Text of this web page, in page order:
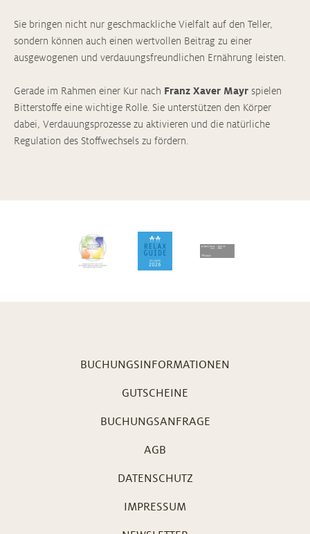
Sie bringen nicht nur geschmackliche Vielfalt auf den Teller,
sondern können auch einen wertvollen Beitrag zu einer
ausgewogenen und verdauungsfreundlichen Ernährung leisten.
Gerade im Rahmen einer Kur nach Franz Xaver Mayr spielen
Bitterstoffe eine wichtige Rolle. Sie unterstützen den Körper
dabei, Verdauungsprozesse zu aktivieren und die natürliche
Regulation des Stoffwechsels zu fördern.
BUCHUNGSINFORMATIONEN
GUTSCHEINE
BUCHUNGSANFRAGE
AGB
DATENSCHUTZ
IMPRESSUM